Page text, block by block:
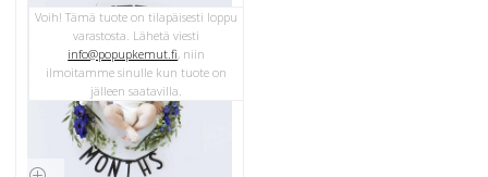
Voih! Tämä tuote on tilapäisesti loppu
varastosta. Lähetä viesti
info@popupkemut.fi, niin
ilmoitamme sinulle kun tuote on
jälleen saatavilla.